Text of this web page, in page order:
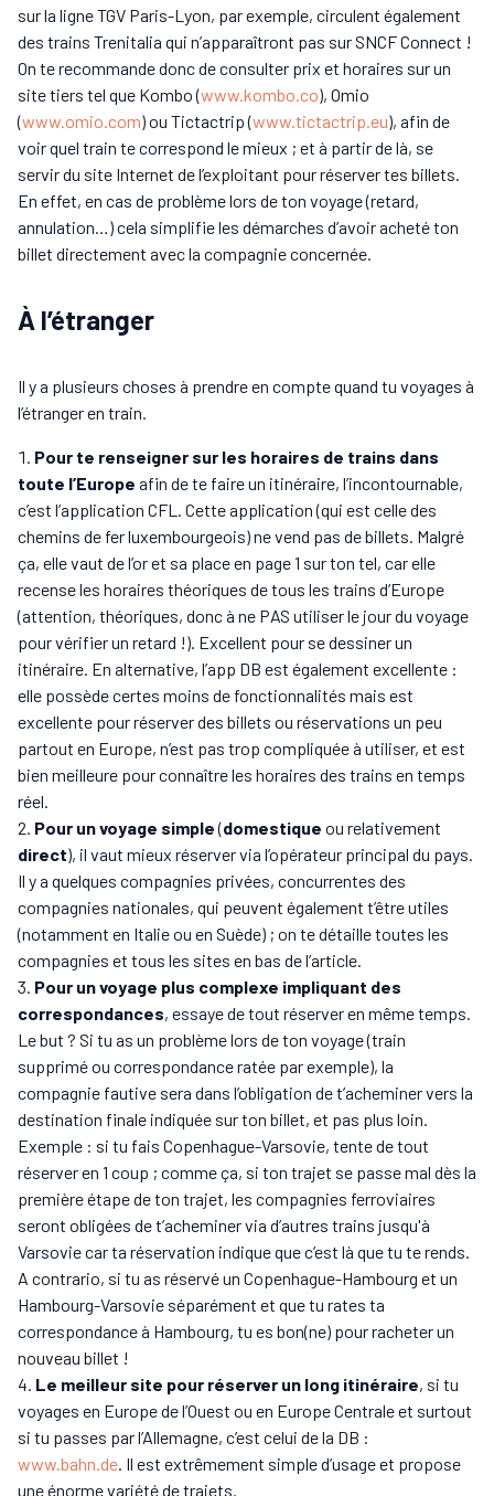
sur la ligne TGV Paris-Lyon, par exemple, circulent également
des trains Trenitalia qui n’apparaîtront pas sur SNCF Connect !
On te recommande donc de consulter prix et horaires sur un
site tiers tel que Kombo (www.kombo.co), Omio
(www.omio.com) ou Tictactrip (www.tictactrip.eu), afin de
voir quel train te correspond le mieux ; et à partir de là, se
servir du site Internet de l’exploitant pour réserver tes billets.
En effet, en cas de problème lors de ton voyage (retard,
annulation…) cela simplifie les démarches d’avoir acheté ton
billet directement avec la compagnie concernée.
À l’étranger
Il y a plusieurs choses à prendre en compte quand tu voyages à
l’étranger en train.
Pour te renseigner sur les horaires de trains dans
toute l’Europe afin de te faire un itinéraire, l’incontournable,
c’est l’application CFL. Cette application (qui est celle des
chemins de fer luxembourgeois) ne vend pas de billets. Malgré
ça, elle vaut de l’or et sa place en page 1 sur ton tel, car elle
recense les horaires théoriques de tous les trains d’Europe
(attention, théoriques, donc à ne PAS utiliser le jour du voyage
pour vérifier un retard !). Excellent pour se dessiner un
itinéraire. En alternative, l’app DB est également excellente :
elle possède certes moins de fonctionnalités mais est
excellente pour réserver des billets ou réservations un peu
partout en Europe, n’est pas trop compliquée à utiliser, et est
bien meilleure pour connaître les horaires des trains en temps
réel.
Pour un voyage simple(domestique ou relativement
direct), il vaut mieux réserver via l’opérateur principal du pays.
Il y a quelques compagnies privées, concurrentes des
compagnies nationales, qui peuvent également t’être utiles
(notamment en Italie ou en Suède) ; on te détaille toutes les
compagnies et tous les sites en bas de l’article.
Pour un voyage plus complexe impliquant des
correspondances, essaye de tout réserver en même temps.
Le but ? Si tu as un problème lors de ton voyage (train
supprimé ou correspondance ratée par exemple), la
compagnie fautive sera dans l’obligation de t’acheminer vers la
destination finale indiquée sur ton billet, et pas plus loin.
Exemple : si tu fais Copenhague-Varsovie, tente de tout
réserver en 1 coup ; comme ça, si ton trajet se passe mal dès la
première étape de ton trajet, les compagnies ferroviaires
seront obligées de t’acheminer via d’autres trains jusqu'à
Varsovie car ta réservation indique que c’est là que tu te rends.
A contrario, si tu as réservé un Copenhague-Hambourg et un
Hambourg-Varsovie séparément et que tu rates ta
correspondance à Hambourg, tu es bon(ne) pour racheter un
nouveau billet !
Le meilleur site pour réserver un long itinéraire, si tu
voyages en Europe de l’Ouest ou en Europe Centrale et surtout
si tu passes par l’Allemagne, c’est celui de la DB :
www.bahn.de. Il est extrêmement simple d’usage et propose
une énorme variété de trajets.